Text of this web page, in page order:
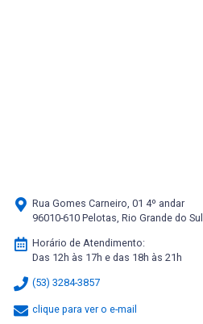
Rua Gomes Carneiro, 01 4º andar
96010-610 Pelotas, Rio Grande do Sul
Horário de Atendimento:
Das 12h às 17h e das 18h às 21h
(53) 3284-3857
clique para ver o e-mail